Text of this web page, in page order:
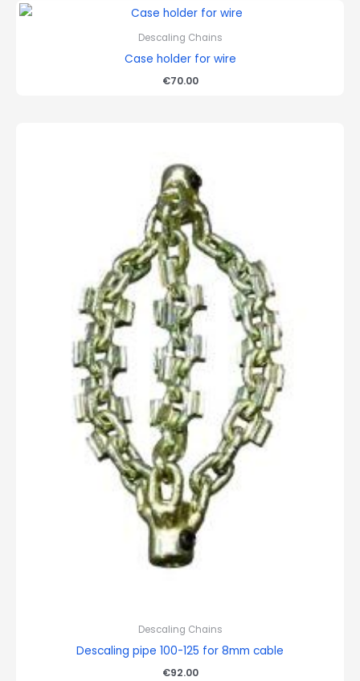
Descaling Chains
Case holder for wire
€70.00
Descaling Chains
Descaling pipe 100-125 for 8mm cable
€92.00